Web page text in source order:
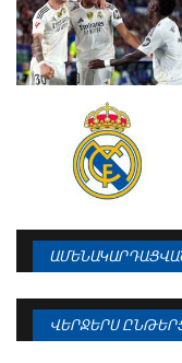
ՎԵՐՋԵՐՍ